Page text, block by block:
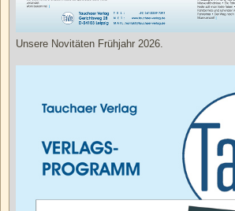
Unsere Novitäten Frühjahr 2026.